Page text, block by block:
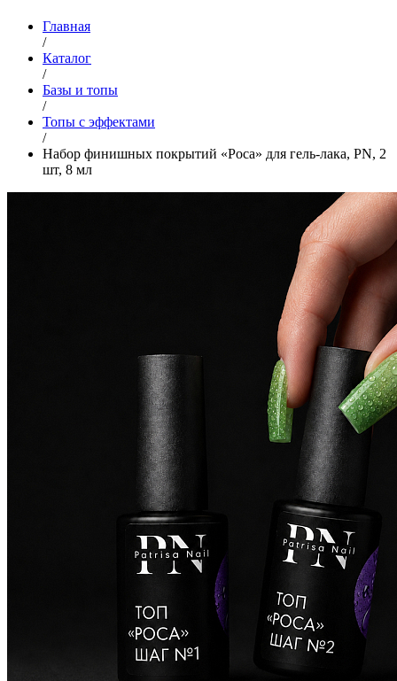
Главная
/
Каталог
/
Базы и топы
/
Топы с эффектами
/
Набор финишных покрытий «Роса» для гель-лака, PN, 2
шт, 8 мл